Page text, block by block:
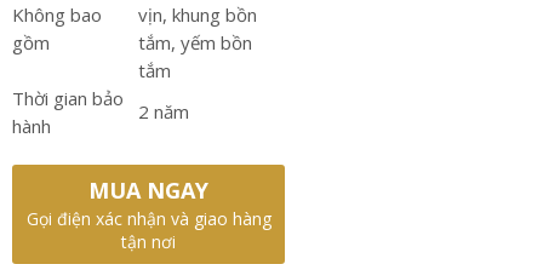
Không bao
gồm
vịn, khung bồn
tắm, yếm bồn
tắm
Thời gian bảo
hành
2 năm
MUA NGAY
Gọi điện xác nhận và giao hàng
tận nơi